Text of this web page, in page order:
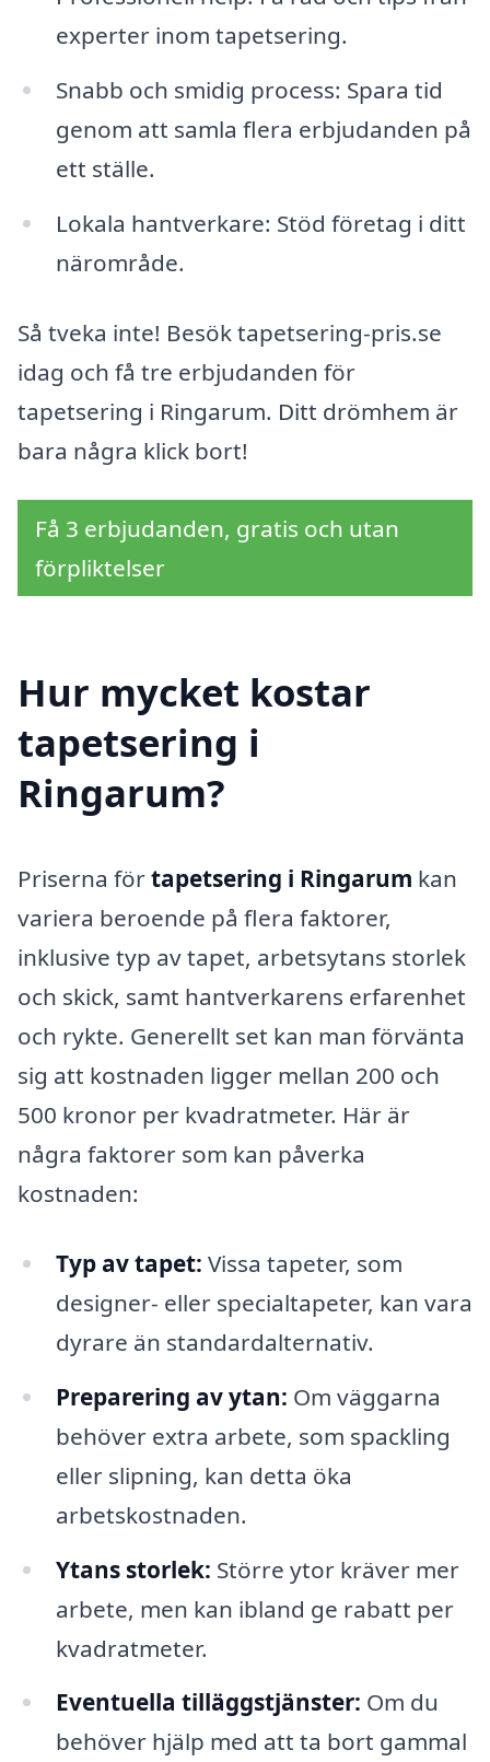
experter inom tapetsering.
Snabb och smidig process: Spara tid
genom att samla flera erbjudanden på
ett ställe.
Lokala hantverkare: Stöd företag i ditt
närområde.
Så tveka inte! Besök tapetsering-pris.se
idag och få tre erbjudanden för
tapetsering i Ringarum. Ditt drömhem är
bara några klick bort!
Få 3 erbjudanden, gratis och utan
förpliktelser
Hur mycket kostar
tapetsering i
Ringarum?
Priserna förtapetsering i Ringarum kan
variera beroende på flera faktorer,
inklusive typ av tapet, arbetsytans storlek
och skick, samt hantverkarens erfarenhet
och rykte. Generellt set kan man förvänta
sig att kostnaden ligger mellan 200 och
500 kronor per kvadratmeter. Här är
några faktorer som kan påverka
kostnaden:
Typ av tapet: Vissa tapeter, som
designer- eller specialtapeter, kan vara
dyrare än standardalternativ.
Preparering av ytan: Om väggarna
behöver extra arbete, som spackling
eller slipning, kan detta öka
arbetskostnaden.
Ytans storlek: Större ytor kräver mer
arbete, men kan ibland ge rabatt per
kvadratmeter.
Eventuella tilläggstjänster: Om du
behöver hjälp med att ta bort gammal